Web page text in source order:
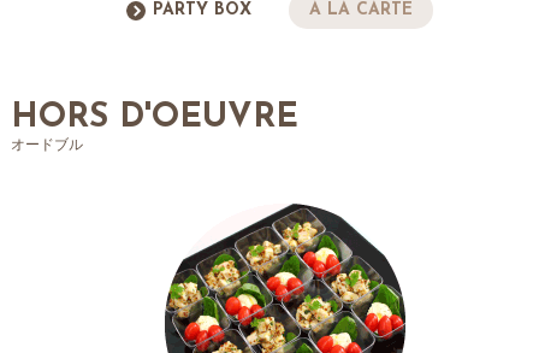
PARTY BOX À LA CARTE
HORS D'OEUVRE
オードブル